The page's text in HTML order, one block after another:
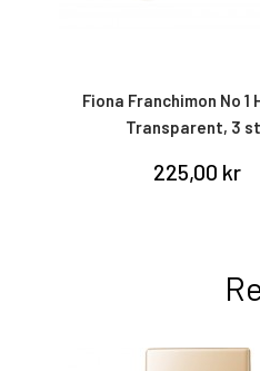
Fiona Franchimon No 1
Transparent, 3
225,00 kr